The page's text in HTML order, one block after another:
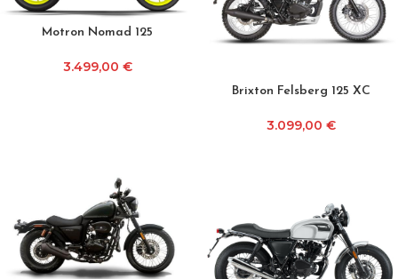
Motron Nomad 125
3.499,00 €
Brixton Felsberg 125 XC
3.099,00 €